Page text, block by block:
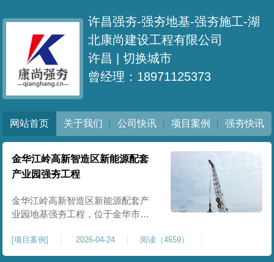
许昌强夯-强夯地基-强夯施工-湖
北康尚建设工程有限公司
许昌 |切换城市
曾经理：18971125373
网站首页 关于我们 公司快讯 项目案例 强夯快讯
金华江岭高新智造区新能源配套
产业园强夯工程
金华江岭高新智造区新能源配套产
业园地基强夯工程，位于金华市江
园区重点基建配套项目。本项目地
基强夯处理总面积40000㎡，施工范
[项目案例] 2026-04-24 阅读（4659）